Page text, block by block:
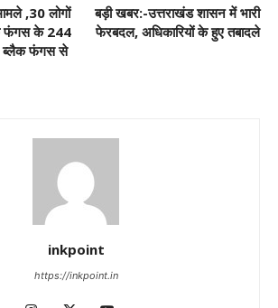
,30 लोगों
फंगस के 244
ब्लैक फंगस से
बड़ी खबर:-उत्तराखंड शासन में भारी
फेरबदल, अधिकारियों के हुए तबादले
inkpoint
https://inkpoint.in